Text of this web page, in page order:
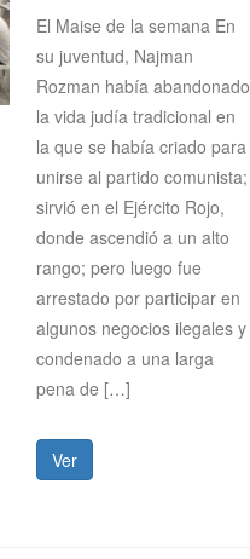
El Maise de la semana En
su juventud, Najman
Rozman había abandonado
la vida judía tradicional en
la que se había criado para
unirse al partido comunista;
sirvió en el Ejército Rojo,
donde ascendió a un alto
rango; pero luego fue
arrestado por participar en
algunos negocios ilegales y
condenado a una larga
pena de […]
Ver